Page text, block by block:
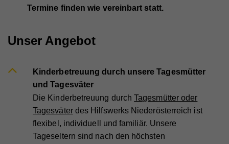
Termine finden wie vereinbart statt.
Unser Angebot
Kinderbetreuung durch unsere Tagesmütter
und Tagesväter
Die Kinderbetreuung durchTagesmütter oder
Tagesväterdes Hilfswerks Niederösterreich ist
flexibel, individuell und familiär. Unsere
Tageseltern sind nach den höchsten